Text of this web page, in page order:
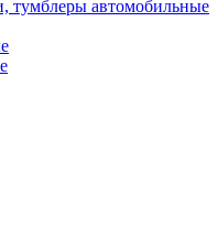
тумблеры автомобильные